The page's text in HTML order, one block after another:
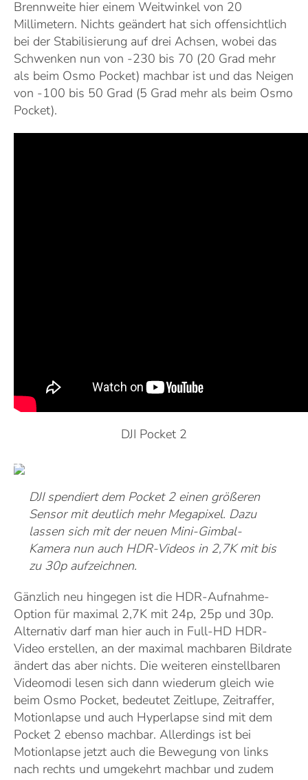
Brennweite hier einem Weitwinkel von 20
Millimetern. Nichts geändert hat sich offensichtlich
bei der Stabilisierung auf drei Achsen, wobei das
Schwenken nun von -230 bis 70 (20 Grad mehr
als beim Osmo Pocket) machbar ist und das Neigen
von -100 bis 50 Grad (5 Grad mehr als beim Osmo
Pocket).
DJI Pocket 2
DJI spendiert dem Pocket 2 einen größeren
Sensor mit deutlich mehr Megapixel. Dazu
lassen sich mit der neuen Mini-Gimbal-
Kamera nun auch HDR-Videos in 2,7K mit bis
zu 30p aufzeichnen.
Gänzlich neu hingegen ist die HDR-Aufnahme-
Option für maximal 2,7K mit 24p, 25p und 30p.
Alternativ darf man hier auch in Full-HD HDR-
Video erstellen, an der maximal machbaren Bildrate
ändert das aber nichts. Die weiteren einstellbaren
Videomodi lesen sich dann wiederum gleich wie
beim Osmo Pocket, bedeutet Zeitlupe, Zeitraffer,
Motionlapse und auch Hyperlapse sind mit dem
Pocket 2 ebenso machbar. Allerdings ist bei
Motionlapse jetzt auch die Bewegung von links
nach rechts und umgekehrt machbar und zudem